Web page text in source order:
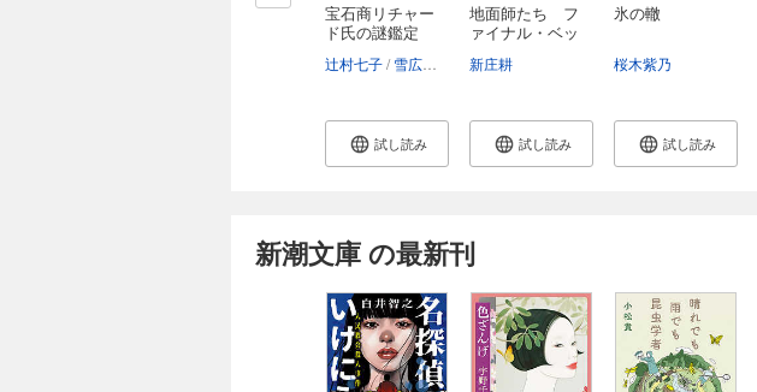
宝石商リチャー
ド氏の謎鑑定
辻村七子 雪広うたこ
試し読み
地面師たち フ
ァイナル・ベッ
新庄耕
試し読み
氷の轍
桜木紫乃
試し読み
新潮文庫 の最新刊